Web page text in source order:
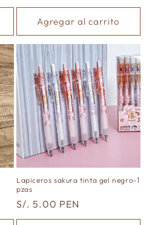
habitual
Agregar al carrito
Lapiceros sakura tinta gel negro-1
pzas
Precio
habitual
S/. 5.00 PEN